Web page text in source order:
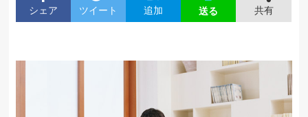
シェア ツイート 追加 送る 共有